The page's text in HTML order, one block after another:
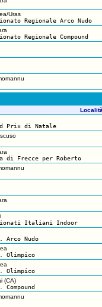
Uras
Regionale Arco Nudo
Regionale Compound
Prix di Natale
di Frecce per Roberto
Italiani Indoor
Arco Nudo
Olimpico
Olimpico
(CA)
Compound